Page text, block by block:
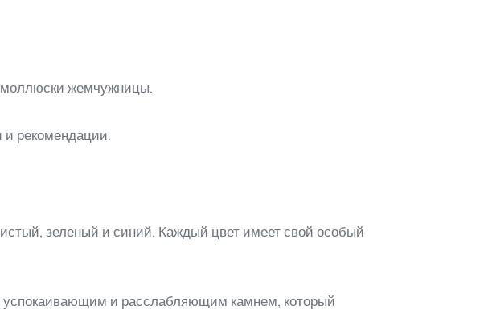
моллюски жемчужницы.
и рекомендации.
зеленый и синий. Каждый цвет имеет свой особый
успокаивающим и расслабляющим камнем, который